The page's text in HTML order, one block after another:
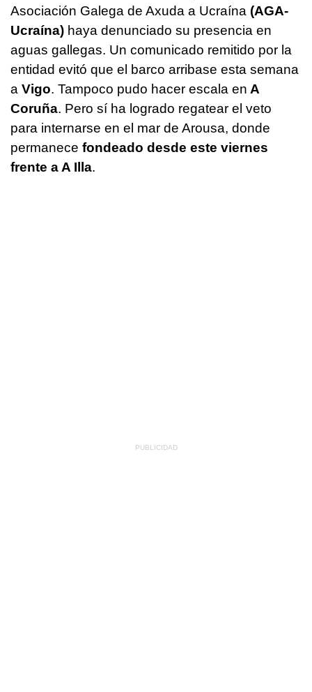
Asociación Galega de Axuda a Ucraína (AGA-
Ucraína) haya denunciado su presencia en
aguas gallegas. Un comunicado remitido por la
entidad evitó que el barco arribase esta semana
a Vigo. Tampoco pudo hacer escala en A
Coruña. Pero sí ha logrado regatear el veto
para internarse en el mar de Arousa, donde
permanece fondeado desde este viernes
frente a A Illa.